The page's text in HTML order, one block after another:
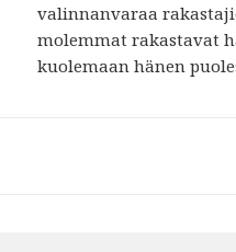
valinnanvaraa
molemmat rakastavat
kuolemaan hänen